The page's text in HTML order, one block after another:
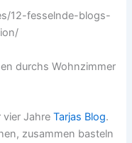
12-fesselnde-blogs-
durchs Wohnzimmer
vier JahreTarjas Blog.
zusammen basteln